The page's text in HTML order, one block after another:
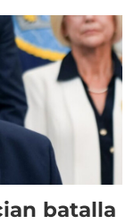
batalla